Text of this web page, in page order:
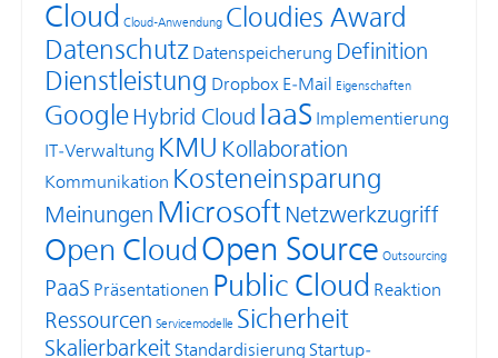
Cloud Cloud-Anwendung Cloudies Award
Datenschutz Datenspeicherung Definition
Dienstleistung Dropbox E-Mail Eigenschaften
Google Hybrid Cloud IaaS Implementierung
IT-Verwaltung KMU Kollaboration
Kommunikation Kosteneinsparung
Meinungen Microsoft Netzwerkzugriff
Open CloudOpen Source Outsourcing
PaaS Präsentationen Public Cloud Reaktion
Ressourcen Servicemodelle Sicherheit
Skalierbarkeit Standardisierung Startup-